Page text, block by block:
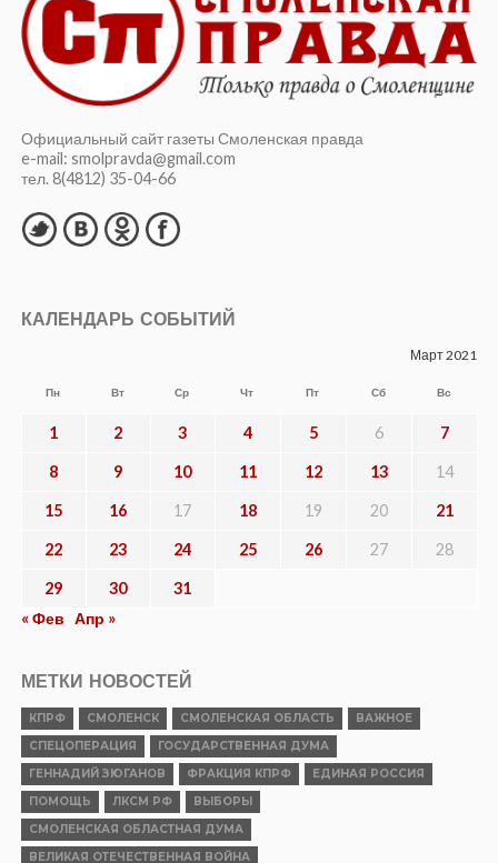
Официальный сайт газеты Смоленская правда
e-mail: smolpravda@gmail.com
тел. 8(4812) 35-04-66
КАЛЕНДАРЬ СОБЫТИЙ
Март 2021
Пн Вт Ср Чт Пт Сб Вс
1 2 3 4 5 6 7
8 9 10 11 12 13 14
15 16 17 18 19 20 21
22 23 24 25 26 27 28
29 30
31
« Фев Апр »
МЕТКИ НОВОСТЕЙ
КПРФ СМОЛЕНСК СМОЛЕНСКАЯ ОБЛАСТЬ
ВАЖНОЕ
СПЕЦОПЕРАЦИЯ
ГОСУДАРСТВЕННАЯ ДУМА
ГЕННАДИЙ ЗЮГАНОВ
ФРАКЦИЯ КПРФ
ЕДИНАЯ РОССИЯ
ПОМОЩЬ
ЛКСМ РФ
ВЫБОРЫ
СМОЛЕНСКАЯ ОБЛАСТНАЯ ДУМА
ВЕЛИКАЯ ОТЕЧЕСТВЕННАЯ ВОЙНА